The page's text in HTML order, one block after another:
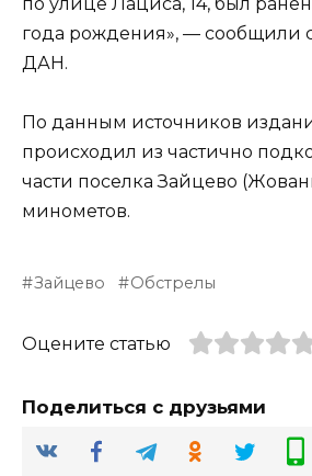
года рождения», — сообщили
ДАН.
По данным источников
происходил из частично
части поселка Зайцево
минометов.
Зайцево Обстрелы
Оцените статью
Поделиться с друзьями